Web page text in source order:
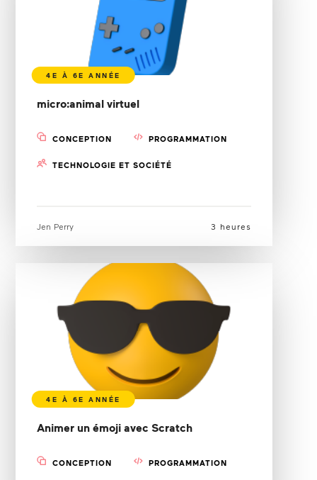
micro:animal virtuel
CONCEPTION PROGRAMMATION
TECHNOLOGIE ET SOCIÉTÉ
Jen Perry 3 heures
Animer un émoji avec Scratch
CONCEPTION PROGRAMMATION